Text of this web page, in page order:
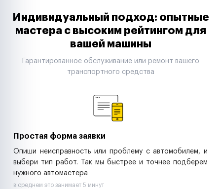
Таксопарки
Автодилеры
Строительные компании
Аренда спецтехники
Индивидуальный подход: опытные
мастера с высоким рейтингом для
вашей машины
Гарантированное обслуживание или ремонт вашего
транспортного средства
Простая форма заявки
Опиши неисправность или проблему с автомобилем, и
выбери тип работ. Так мы быстрее и точнее подберем
нужного автомастера
в среднем это занимает 5 минут